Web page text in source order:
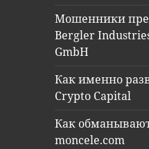
Мошенники
Bergler
GmbH
Как именно
Crypto Capital
Как
moncele.com